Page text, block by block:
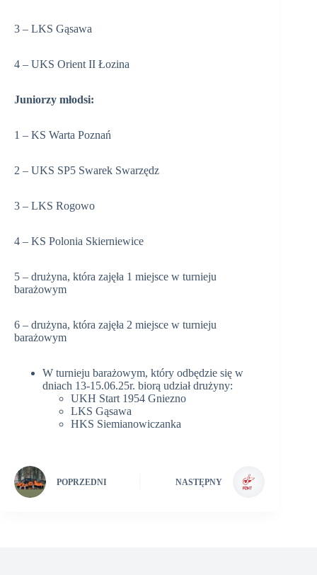
3 – LKS Gąsawa
4 – UKS Orient II Łozina
Juniorzy młodsi:
1 – KS Warta Poznań
2 – UKS SP5 Swarek Swarzędz
3 – LKS Rogowo
4 – KS Polonia Skierniewice
5 – drużyna, która zajęła 1 miejsce w turnieju
barażowym
6 – drużyna, która zajęła 2 miejsce w turnieju
barażowym
W turnieju barażowym, który odbędzie się w
dniach 13-15.06.25r. biorą udział drużyny:
UKH Start 1954 Gniezno
LKS Gąsawa
HKS Siemianowiczanka
POPRZEDNI NASTĘPNY